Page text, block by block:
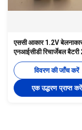
एससी आकार 1.2V
एनआईसीडी रिचार्जेबल
एमएएच आर / सी शौक के लिए
विवरण की जाँच करें
एक उद्धरण प्राप्त करें